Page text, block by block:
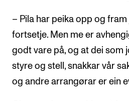
– Pila har peika opp og
fortsetje. Men me er
godt vare på, og at dei som
styre og stell, snakkar vår
og andre arrangørar er ein